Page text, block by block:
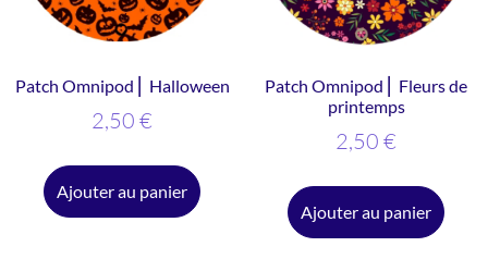
Patch Omnipod ⎜ Halloween
2,50 €
Ajouter au panier
Patch Omnipod ⎜ Fleurs de
printemps
2,50 €
Ajouter au panier